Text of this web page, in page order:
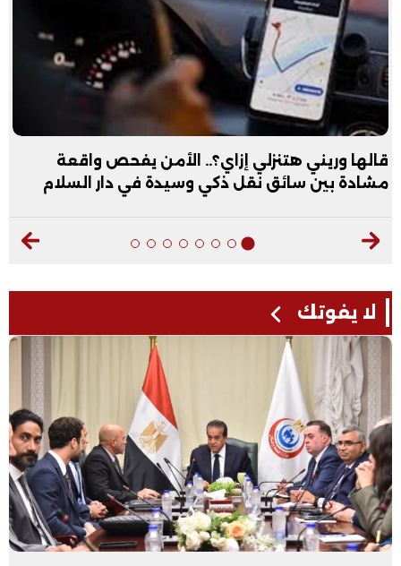
قالها وريني هتنزلي إزاي؟.. الأمن يفحص واقعة
مشادة بين سائق نقل ذكي وسيدة في دار السلام
لا يفوتك